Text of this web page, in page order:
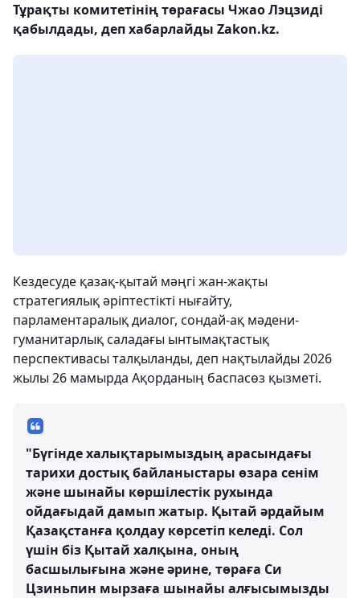
Тұрақты комитетінің төрағасы Чжао Лэцзиді
қабылдады, деп хабарлайды Zakon.kz.
Кездесуде қазақ-қытай мәңгі жан-жақты
стратегиялық әріптестікті нығайту,
парламентаралық диалог, сондай-ақ мәдени-
гуманитарлық саладағы ынтымақтастық
перспективасы талқыланды, деп нақтылайды 2026
жылы 26 мамырда Ақорданың баспасөз қызметі.
"Бүгінде халықтарымыздың арасындағы
тарихи достық байланыстары өзара сенім
және шынайы көршілестік рухында
ойдағыдай дамып жатыр. Қытай әрдайым
Қазақстанға қолдау көрсетіп келеді. Сол
үшін біз Қытай халқына, оның
басшылығына және әрине, төраға Си
Цзиньпин мырзаға шынайы алғысымызды